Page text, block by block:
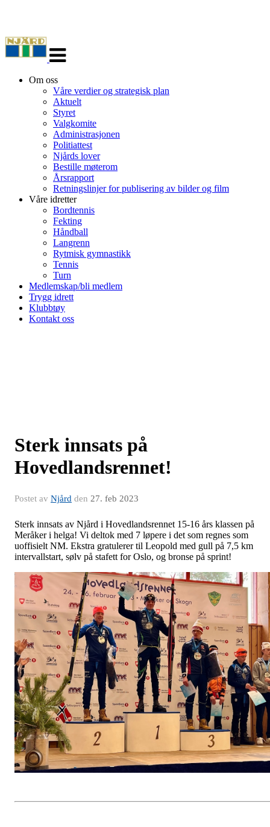
navigasjon
Om oss
Våre verdier og strategisk plan
Aktuelt
Styret
Valgkomite
Administrasjonen
Politiattest
Njårds lover
Bestille møterom
Årsrapport
Retningslinjer for publisering av bilder og film
Våre idretter
Bordtennis
Fekting
Håndball
Langrenn
Rytmisk gymnastikk
Tennis
Turn
Medlemskap/bli medlem
Trygg idrett
Klubbtøy
Kontakt oss
Sterk innsats på
Hovedlandsrennet!
Postet av Njård den 27. feb 2023
Sterk innsats av Njård i Hovedlandsrennet 15-16 års klassen på
Meråker i helga! Vi deltok med 7 løpere i det som regnes som
uoffisielt NM. Ekstra gratulerer til Leopold med gull på 7,5 km
intervallstart, sølv på stafett for Oslo, og bronse på sprint!